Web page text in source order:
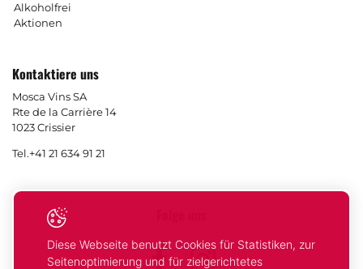
Alkoholfrei
Aktionen
Kontaktiere uns
Mosca Vins SA
Rte de la Carrière 14
1023 Crissier
Tel.+41 21 634 91 21
Facebook
Instagram
Diese Webseite benutzt Cookies für Statistiken, zur
Seitenoptimierung und für zielgerichtetes